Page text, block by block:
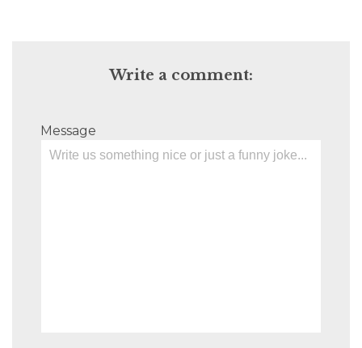
Write a comment:
Message